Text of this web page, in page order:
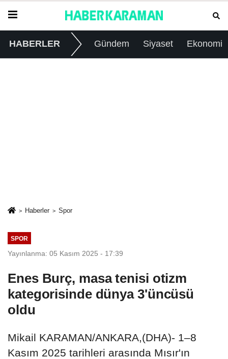
HABERLER Gündem Siyaset Ekonomi
Haberler Spor
SPOR
Yayınlanma: 05 Kasım 2025 - 17:39
Enes Burç, masa tenisi otizm
kategorisinde dünya 3'üncüsü
oldu
Mikail KARAMAN/ANKARA,(DHA)- 1–8
Kasım 2025 tarihleri arasında Mısır'ın